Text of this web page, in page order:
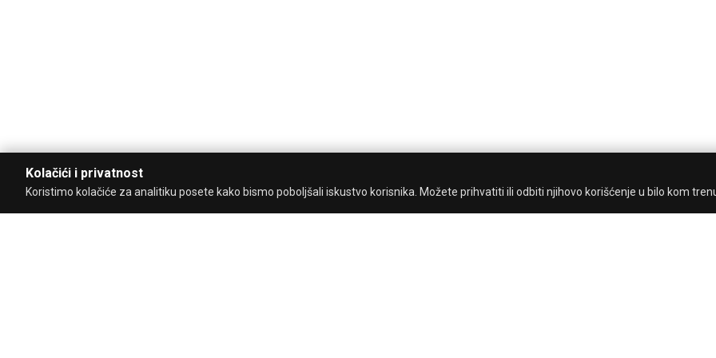
Kolačići i privatnost
Koristimo kolačiće za analitiku posete kako bismo poboljšali iskustvo korisnika. Možete prihvatiti ili odbiti njihovo korišćenje u bilo kom